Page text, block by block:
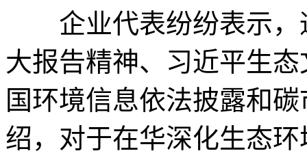
企业代表纷纷表示，
大报告精神、习近平生
国环境信息依法披露和
绍，对于在华深化生态